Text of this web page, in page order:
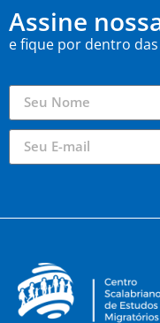
Assine
e fique por dentro das